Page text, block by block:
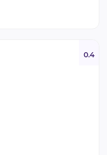
0.4